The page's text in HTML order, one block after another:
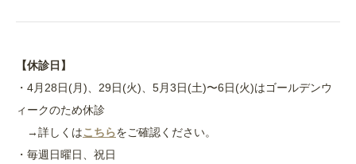
【休診日】
・4月28日(月)、29日(火)、5月3日(土)〜6日(火)はゴールデンウ
ィークのため休診
→詳しくはこちらをご確認ください。
・毎週日曜日、祝日